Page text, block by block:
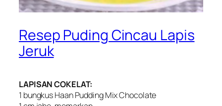
Resep Puding Cincau Lapis
Jeruk
LAPISAN COKELAT:
1 bungkus Haan Pudding Mix Chocolate